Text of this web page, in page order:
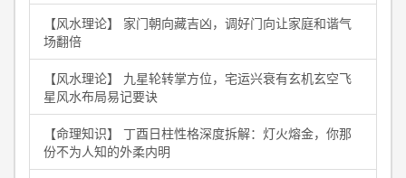
【风水理论】 家门朝向藏吉凶，调好门向让家庭和谐气
场翻倍
【风水理论】 九星轮转掌方位，宅运兴衰有玄机玄空飞
星风水布局易记要诀
【命理知识】 丁酉日柱性格深度拆解：灯火熔金，你那
份不为人知的外柔内明